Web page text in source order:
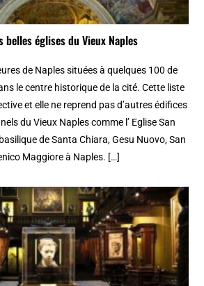
belles églises du Vieux Naples
de Naples situées à quelques 100 de
le centre historique de la cité. Cette liste
et elle ne reprend pas d’autres édifices
du Vieux Naples comme l’ Eglise San
de Santa Chiara, Gesu Nuovo, San
Maggiore à Naples. […]